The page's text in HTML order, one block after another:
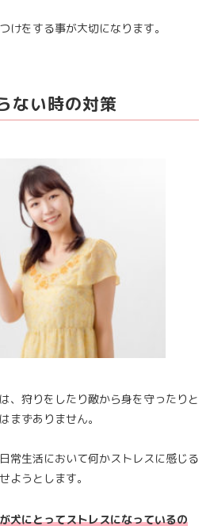
けをする事が大切になります。
ない時の対策
、狩りをしたり敵から身を守ったりと
まずありません。
常生活において何かストレスに感じる
ようとします。
犬にとってストレスになっているの